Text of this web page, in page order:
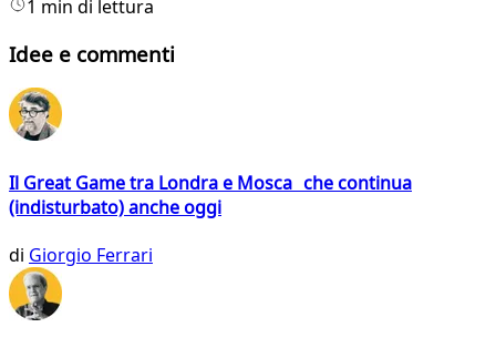
1 min di lettura
Idee e commenti
Il Great Game tra Londra e Mosca che continua
(indisturbato) anche oggi
di Giorgio Ferrari